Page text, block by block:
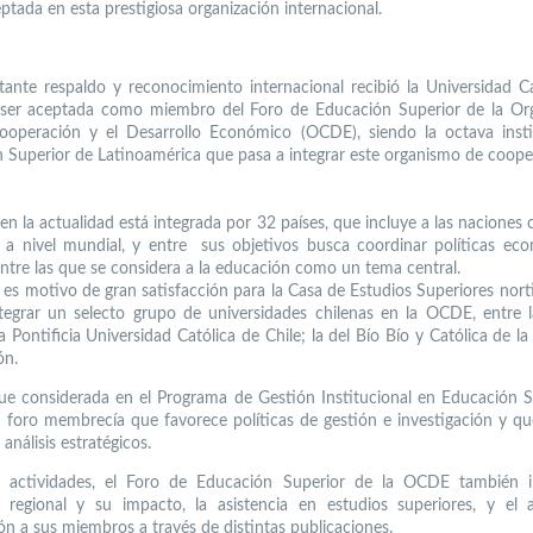
en esta prestigiosa organización internacional.
respaldo y reconocimiento internacional recibió la Universidad
aceptada como miembro del Foro de Educación Superior de la
y el Desarrollo Económico (OCDE), siendo la octava
Superior de Latinoamérica que pasa a integrar este organismo de
la actualidad está integrada por 32 países, que incluye a las naciones
a nivel mundial, y entre sus objetivos busca coordinar políticas
las que se considera a la educación como un tema central.
motivo de gran satisfacción para la Casa de Estudios Superiores
un selecto grupo de universidades chilenas en la OCDE, entre
Pontificia Universidad Católica de Chile; la del Bío Bío y Católica de la
considerada en el Programa de Gestión Institucional en Educación
foro membrecía que favorece políticas de gestión e investigación y
estratégicos.
actividades, el Foro de Educación Superior de la OCDE también
regional y su impacto, la asistencia en estudios superiores, y el
a sus miembros a través de distintas publicaciones.